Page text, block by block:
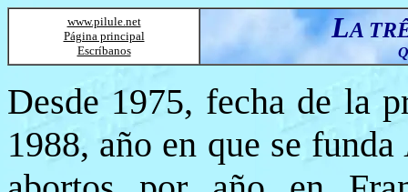
www.pilule.net
Página principal
Escríbanos
LA
Desde 1975, fecha de la
1988, año en que se funda